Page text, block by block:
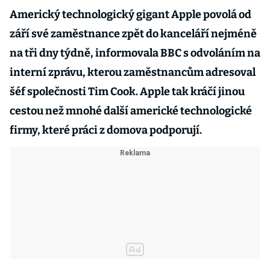
Americký technologický gigant Apple povolá od
září své zaměstnance zpět do kanceláří nejméně
na tři dny týdně, informovala BBC s odvoláním na
interní zprávu, kterou zaměstnancům adresoval
šéf společnosti Tim Cook. Apple tak kráčí jinou
cestou než mnohé další americké technologické
firmy, které práci z domova podporují.